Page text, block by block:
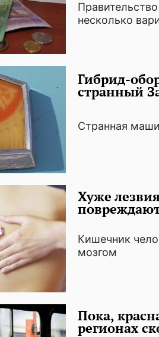
несколько
Гибрид-
странный
Странная
Хуже
Кишечник
мозгом
Пока,
регионах